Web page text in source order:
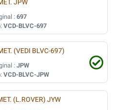
JPW
: 697
VCD-BLVC-697
(VEDI BLVC-697)
: JPW
VCD-BLVC-JPW
(L.ROVER) JYW